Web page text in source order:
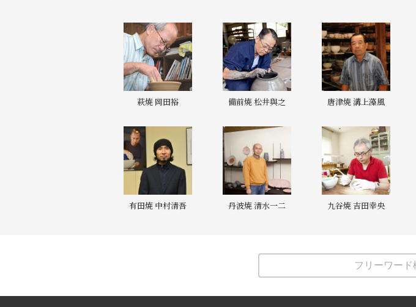
萩焼 岡田裕 備前焼 松井與之 唐津焼 溝上藻風
有田焼 中村清吾 丹波焼 清水一二 九谷焼 吉田幸央